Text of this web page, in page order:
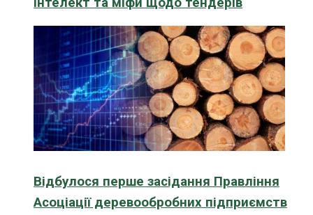
Відбулося перше засідання Правління
Асоціації деревообробних підприємств